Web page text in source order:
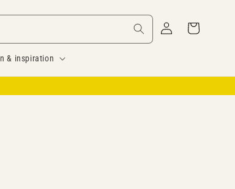
& inspiration
in
Varukorg